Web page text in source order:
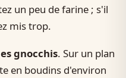
un peu de farine ; s'il
mis trop.
gnocchis. Sur un plan
en boudins d'environ